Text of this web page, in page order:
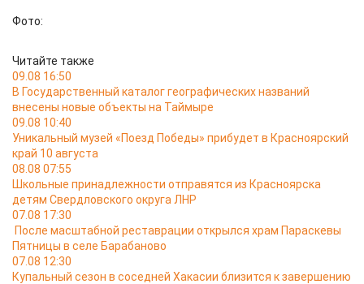
Фото:
Читайте также
09.08 16:50
В Государственный каталог географических названий
внесены новые объекты на Таймыре
09.08 10:40
Уникальный музей «Поезд Победы» прибудет в Красноярский
край 10 августа
08.08 07:55
Школьные принадлежности отправятся из Красноярска
детям Свердловского округа ЛНР
07.08 17:30
После масштабной реставрации открылся храм Параскевы
Пятницы в селе Барабаново
07.08 12:30
Купальный сезон в соседней Хакасии близится к завершению